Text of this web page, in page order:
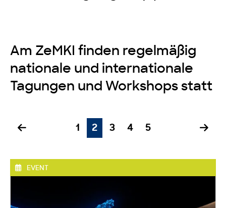
Am ZeMKI finden regelmäßig
nationale und internationale
Tagungen und Workshops statt
1 2 3 4 5
EVENT